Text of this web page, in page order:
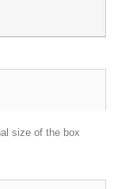
size of the box